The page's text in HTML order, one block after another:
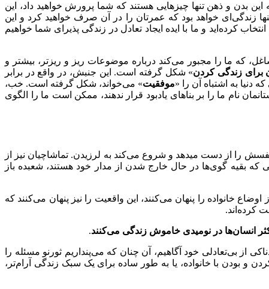
این بدن و ذهن تنها چیزهایی هستند که شما پرورش خواهید داد، این
زندگی‌ای خواهد بود که عمرتان را در آن صرف خواهید کرد و این
کرده‌اید و ما با ایده ایجاد تعادل در زندگی پذیرای شما خواهیم
که ما را مجبور می‌کند درباره موضوعات ریز و ریزتر، بیشتر و
برای زندگی کردن» شکل گرفته است. این جنبش، در واقع در برابر
به اشتباه آن را «موفقیت» می‌خواند، شکل گرفته است. خب،
نام ما را بر بناهای یادبود قرار ندهند، ممکن است ما را الگوی
را از دست میدهد و شروع می‌کند به لرزیدن. تماشاچیان نیز از
بقیه گوی‌ها در حال خارج شدن از مدار خود هستند، شعبده باز
خانواده را پنهان می‌کنند، این واقعیت را نیز پنهان می‌کنند که
کرده‌اند.
انسان‌ها در نومیدی خاموش زندگی می‌کنند.
از بی‌تعادلی خود آگاهیم، آن چنان که می‌پنداریم ثورنو مسئله را
و بودن با خانواده، یا به طور ساده برای یک سبک زندگی آرام‌تر،